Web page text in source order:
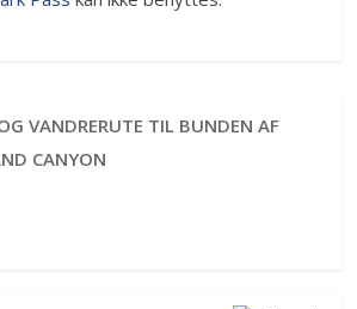
VANDRERUTE TIL BUNDEN AF
CANYON